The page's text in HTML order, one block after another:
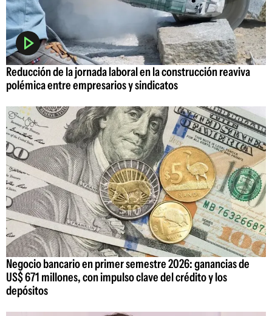
Reducción de la jornada laboral en la construcción reaviva
polémica entre empresarios y sindicatos
Negocio bancario en primer semestre 2026: ganancias de
US$ 671 millones, con impulso clave del crédito y los
depósitos